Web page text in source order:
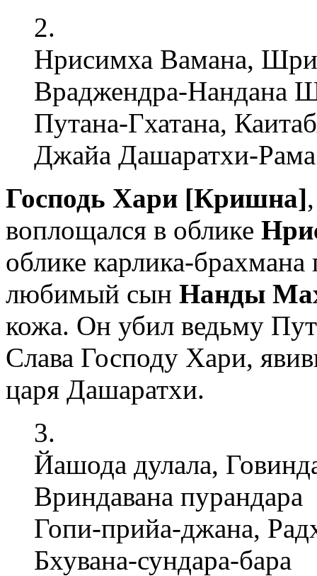
2.
Нрисимха Вамана,
Враджендра-Нандана
Путана-Гхатана,
Джайа Дашаратхи-Рама
Господь Хари [Кришна]
воплощался в облике
облике карлика-
любимый сын Нанды
кожа. Он убил ведьму
Слава Господу Хари,
царя Дашаратхи.
3.
Йашода дулала,
Вриндавана пурандара
Гопи-прийа-джана,
Бхувана-сундара-бара